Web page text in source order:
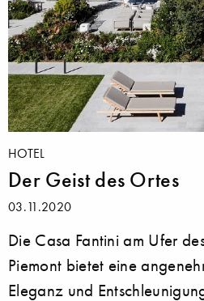
HOTEL
Der Geist des Ortes
03.11.2020
Die Casa Fantini am Ufer
Piemont bietet eine
Eleganz und